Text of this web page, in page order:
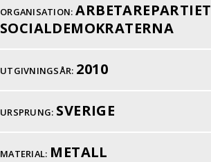
ORGANISATION: ARBETAREPARTIET
SOCIALDEMOKRATERNA
UTGIVNINGSÅR: 2010
URSPRUNG: SVERIGE
MATERIAL: METALL